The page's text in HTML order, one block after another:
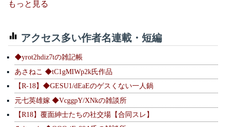
もっと見る
アクセス多い作者名連載・短編
◆yrot2hdiz7tの雑記帳
あさねこ ◆tC1gMIWp2k氏作品
【R-18】◆GESU1/dEaEのゲスくない一人鍋
元七英雄嫁 ◆VcggpY/XNkの雑談所
【R18】覆面紳士たちの社交場【合同スレ】